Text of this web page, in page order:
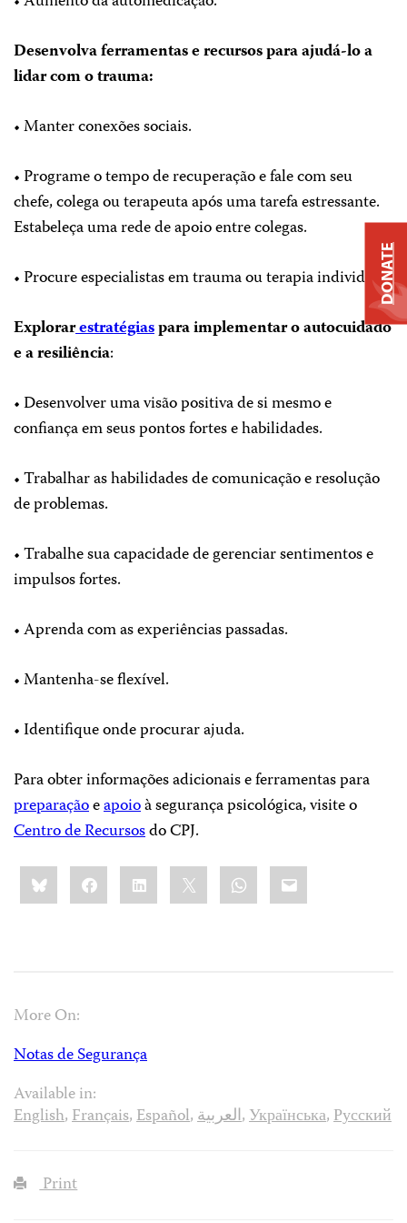
Desenvolva ferramentas e recursos para ajudá-lo a
lidar com o trauma:
• Manter conexões sociais.
• Programe o tempo de recuperação e fale com seu
chefe, colega ou terapeuta após uma tarefa estressante.
Estabeleça uma rede de apoio entre colegas.
• Procure especialistas em trauma ou terapia individual.
Explorarestratégiaspara implementar o autocuidado
e a resiliência:
• Desenvolver uma visão positiva de si mesmo e
confiança em seus pontos fortes e habilidades.
• Trabalhar as habilidades de comunicação e resolução
de problemas.
• Trabalhe sua capacidade de gerenciar sentimentos e
impulsos fortes.
• Aprenda com as experiências passadas.
• Mantenha-se flexível.
• Identifique onde procurar ajuda.
Para obter informações adicionais e ferramentas para
preparaçãoeapoioà segurança psicológica, visite o
Centro de Recursosdo CPJ.
Share
this:BlueskyFacebookLinkedIn WhatsApp
Email
More On:
Notas de Segurança
Available in:
English,Français,Español,العربية,Українська,Русский
Print
DONATE